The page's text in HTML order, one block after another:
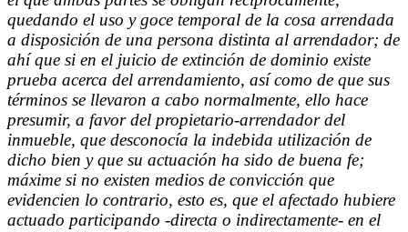
quedando el uso y goce temporal de la cosa arrendada
a disposición de una persona distinta al arrendador; de
ahí que si en el juicio de extinción de dominio existe
prueba acerca del arrendamiento, así como de que sus
términos se llevaron a cabo normalmente, ello hace
presumir, a favor del propietario-arrendador del
inmueble, que desconocía la indebida utilización de
dicho bien y que su actuación ha sido de buena fe;
máxime si no existen medios de convicción que
evidencien lo contrario, esto es, que el afectado hubiere
actuado participando -directa o indirectamente- en el